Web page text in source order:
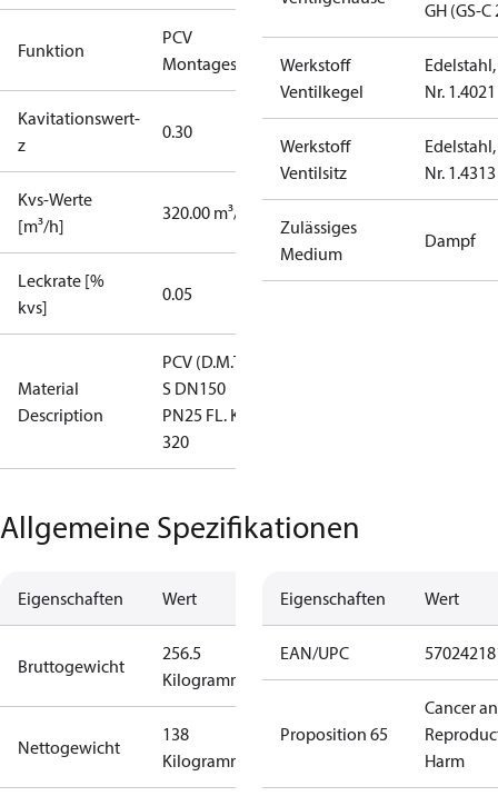
Funktion
PCV
Montagesatz
Kavitationswert-
z
0.30
Kvs-Werte
[m³/h]
320.00 m³/h
Leckrate [%
kvs]
0.05
Material
Description
PCV (D.M.T)-
S DN150
PN25 FL. KVS
320
GH (GS-C
Werkstoff
Ventilkegel
Edelstahl,
Nr. 1.4021
Werkstoff
Ventilsitz
Edelstahl,
Nr. 1.4313
Zulässiges
Medium
Dampf
Allgemeine Spezifikationen
Eigenschaften Wert
Bruttogewicht
256.5
Kilogramm
Nettogewicht
138
Kilogramm
Eigenschaften Wert
EAN/UPC
Proposition 65
Cancer
Harm